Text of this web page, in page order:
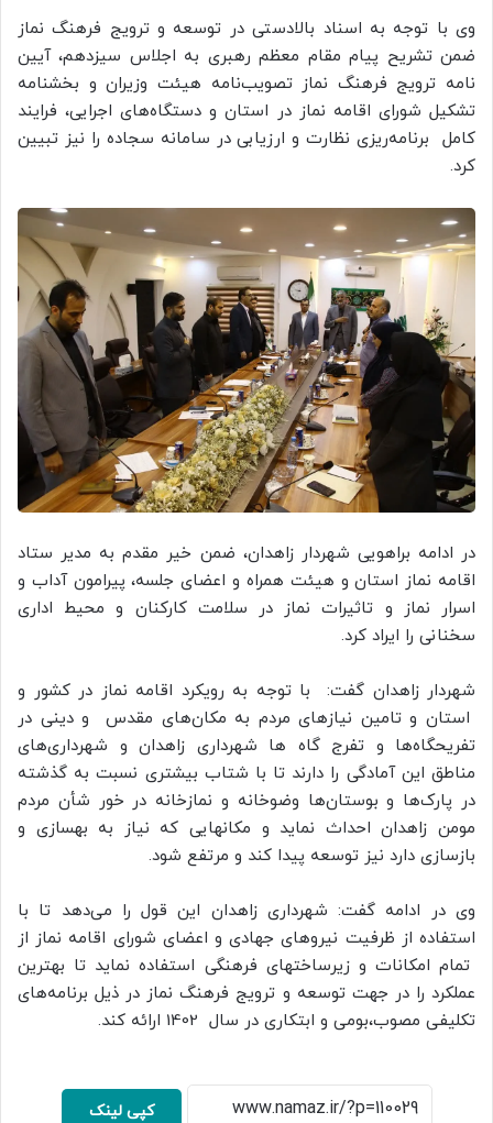
وی با توجه به اسناد بالادستی در توسعه و ترویج فرهنگ نماز
ضمن تشریح پیام مقام معظم رهبری به اجلاس سیزدهم، آیین
نامه ترویج فرهنگ نماز تصویب‌نامه هیئت وزیران و بخشنامه
تشکیل شورای اقامه نماز در استان و دستگاه‌های اجرایی، فرایند
کامل برنامه‌ریزی نظارت و ارزیابی در سامانه سجاده را نیز تبیین
کرد.
در ادامه براهویی شهردار زاهدان، ضمن خیر مقدم به مدیر ستاد
اقامه نماز استان و هیئت همراه و اعضای جلسه، پیرامون آداب و
اسرار نماز و تاثیرات نماز در سلامت کارکنان و محیط اداری
سخنانی را ایراد کرد.
شهردار زاهدان گفت: با توجه به رویکرد اقامه نماز در کشور و
استان و تامین نیازهای مردم به مکان‌های مقدس و دینی در
تفریحگاه‌ها و تفرج گاه ها شهرداری زاهدان و شهرداری‌های
مناطق این آمادگی را دارند تا با شتاب بیشتری نسبت به گذشته
در پارک‌ها و بوستان‌ها وضوخانه و نمازخانه در خور شأن مردم
مومن زاهدان احداث نماید و مکانهایی که نیاز به بهسازی و
بازسازی دارد نیز توسعه پیدا کند و مرتفع شود.
وی در ادامه گفت: شهرداری زاهدان این قول را می‌دهد تا با
استفاده از ظرفیت نیروهای جهادی و اعضای شورای اقامه نماز از
تمام امکانات و زیرساختهای فرهنگی استفاده نماید تا بهترین
عملکرد را در جهت توسعه و ترویج فرهنگ نماز در ذیل برنامه‌های
تکلیفی مصوب،بومی و ابتکاری در سال 1402 ارائه کند.
کپی لینک